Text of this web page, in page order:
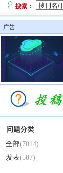
搜索：
广告
问题分类
全部(7014)
发表(587)